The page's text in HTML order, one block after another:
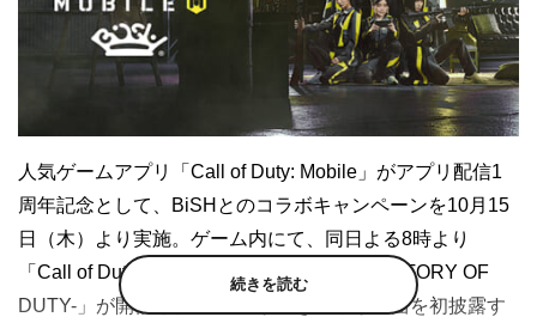
人気ゲームアプリ「Call of Duty: Mobile」がアプリ配信1
周年記念として、BiSHとのコラボキャンペーンを10月15
日（木）より実施。ゲーム内にて、同日よる8時より
「Call of Duty: Mobile × BiSH Special Live -STORY OF
DUTY-」が開催され、BiSHが書き下ろし新曲を初披露す
続きを読む